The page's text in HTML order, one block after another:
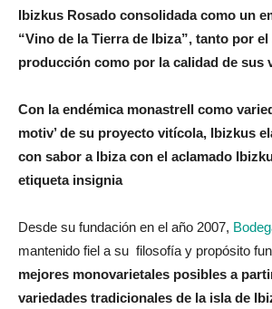
Ibizkus Rosado consolidada como un
“Vino de la Tierra de Ibiza”, tanto por
producción como por la calidad de sus
Con la endémica monastrell como
motiv’ de su proyecto vitícola, Ibizkus
con sabor a Ibiza con el aclamado
etiqueta insignia
Desde su fundación en el año 2007,
mantenido fiel a su filosofía y propósito
mejores monovarietales posibles a
variedades tradicionales de la isla de